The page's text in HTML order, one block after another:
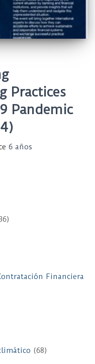
Practices
Pandemic
6 años
Financiera
(68)